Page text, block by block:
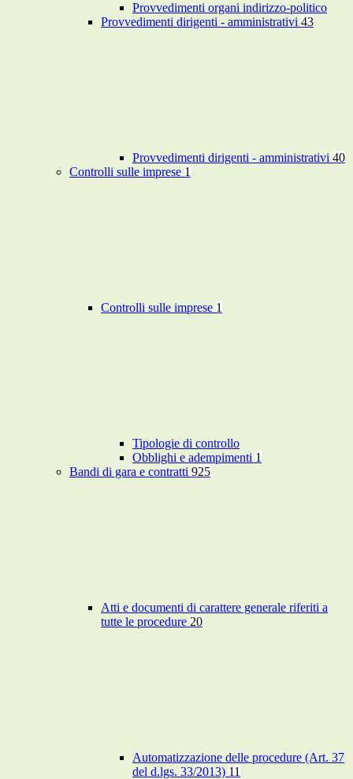
Provvedimenti organi indirizzo-politico
Provvedimenti dirigenti - amministrativi 43
Provvedimenti dirigenti - amministrativi 40
Controlli sulle imprese 1
Controlli sulle imprese 1
Tipologie di controllo
Obblighi e adempimenti 1
Bandi di gara e contratti 925
Atti e documenti di carattere generale riferiti a
tutte le procedure 20
Automatizzazione delle procedure (Art. 37
del d.lgs. 33/2013) 11